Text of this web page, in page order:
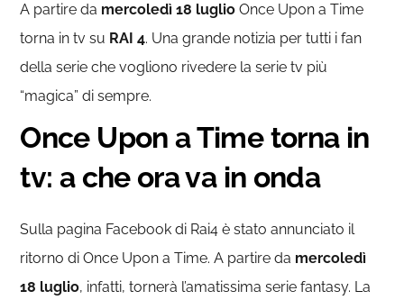
A partire da mercoledì 18 luglio Once Upon a Time
torna in tv su RAI 4. Una grande notizia per tutti i fan
della serie che vogliono rivedere la serie tv più
“magica” di sempre.
Once Upon a Time torna in
tv: a che ora va in onda
Sulla pagina Facebook di Rai4 è stato annunciato il
ritorno di Once Upon a Time. A partire da mercoledì
18 luglio, infatti, tornerà l’amatissima serie fantasy. La